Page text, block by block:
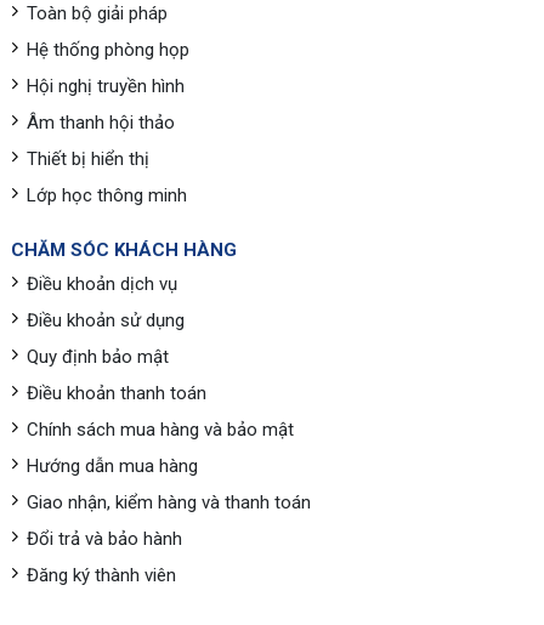
Toàn bộ giải pháp
Hệ thống phòng họp
Hội nghị truyền hình
Âm thanh hội thảo
Thiết bị hiển thị
Lớp học thông minh
CHĂM SÓC KHÁCH HÀNG
Điều khoản dịch vụ
Điều khoản sử dụng
Quy định bảo mật
Điều khoản thanh toán
Chính sách mua hàng và bảo mật
Hướng dẫn mua hàng
Giao nhận, kiểm hàng và thanh toán
Đổi trả và bảo hành
Đăng ký thành viên